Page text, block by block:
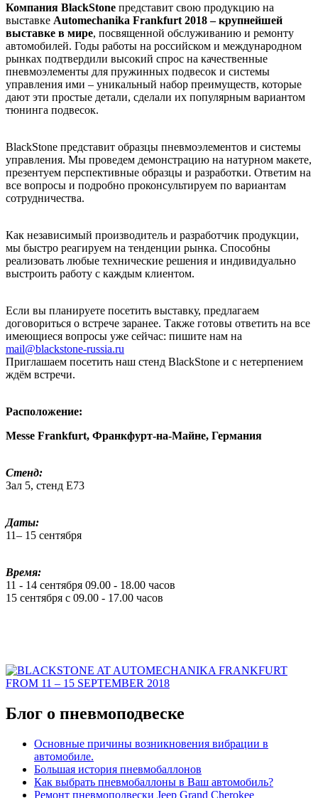
Компания BlackStone представит свою продукцию на
выставке Automechanika Frankfurt 2018 – крупнейшей
выставке в мире, посвященной обслуживанию и ремонту
автомобилей. Годы работы на российском и международном
рынках подтвердили высокий спрос на качественные
пневмоэлементы для пружинных подвесок и системы
управления ими – уникальный набор преимуществ, которые
дают эти простые детали, сделали их популярным вариантом
тюнинга подвесок.
BlackStone представит образцы пневмоэлементов и системы
управления. Мы проведем демонстрацию на натурном макете,
презентуем перспективные образцы и разработки. Ответим на
все вопросы и подробно проконсультируем по вариантам
сотрудничества.
Как независимый производитель и разработчик продукции,
мы быстро реагируем на тенденции рынка. Способны
реализовать любые технические решения и индивидуально
выстроить работу с каждым клиентом.
Если вы планируете посетить выставку, предлагаем
договориться о встрече заранее. Также готовы ответить на все
имеющиеся вопросы уже сейчас: пишите нам на
mail@blackstone-russia.ru
Приглашаем посетить наш стенд BlackStone и с нетерпением
ждём встречи.
Расположение:
Messe Frankfurt, Франкфурт-на-Майне, Германия
Стенд:
Зал 5, стенд E73
Даты:
11– 15 сентября
Время:
11 - 14 сентября 09.00 - 18.00 часов
15 сентября с 09.00 - 17.00 часов
Блог о пневмоподвеске
Основные причины возникновения вибрации в
автомобиле.
Большая история пневмобаллонов
Как выбрать пневмобаллоны в Ваш автомобиль?
Ремонт пневмоподвески Jeep Grand Cherokee